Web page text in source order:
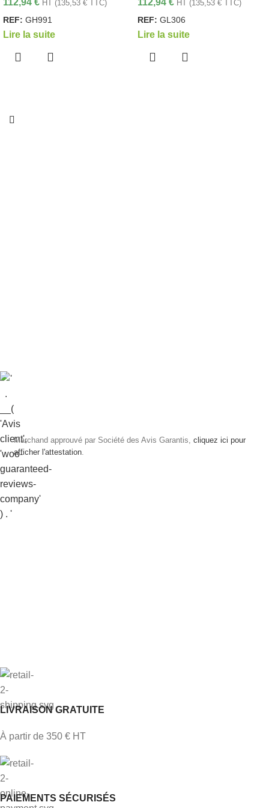
112,94 € HT (135,53 € TTC)
REF: GH991
Lire la suite
112,94 € HT (135,53 € TTC)
REF: GL306
Lire la suite
Marchand approuvé par Société des Avis Garantis, cliquez ici pour
afficher l'attestation.
LIVRAISON GRATUITE
À partir de 350 € HT
PAIEMENTS SÉCURISÉS